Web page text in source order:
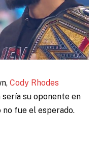
Cody Rhodes
su oponente en
fue el esperado.